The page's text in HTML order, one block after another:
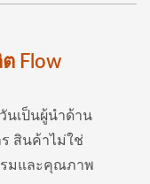
Flow
นเป็นผู้นำด้าน
สินค้าไม่ใช่
รมและคุณภาพ